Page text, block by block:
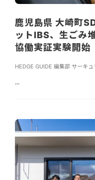
鹿児島県 大崎町
ットIBS、生ごみ
協働実証実験開始
HEDGE GUIDE 編集部 サーキ
...